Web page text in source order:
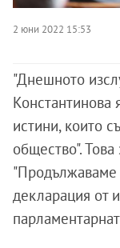
2 юни 2022 15:53
"Днешното
Константинова
истини, които
общество".
"Продължаваме
декларация от